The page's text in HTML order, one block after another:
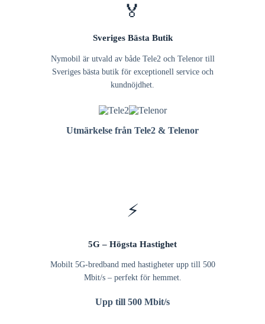
🏅
Sveriges Bästa Butik
Nymobil är utvald av både Tele2 och Telenor till
Sveriges bästa butik för exceptionell service och
kundnöjdhet.
Utmärkelse från Tele2 & Telenor
⚡
5G – Högsta Hastighet
Mobilt 5G-bredband med hastigheter upp till 500
Mbit/s – perfekt för hemmet.
Upp till 500 Mbit/s